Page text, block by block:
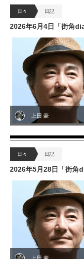
日々 日記
2026年6月4日「街角
上田 豪
日々 日記
2026年5月28日「街角